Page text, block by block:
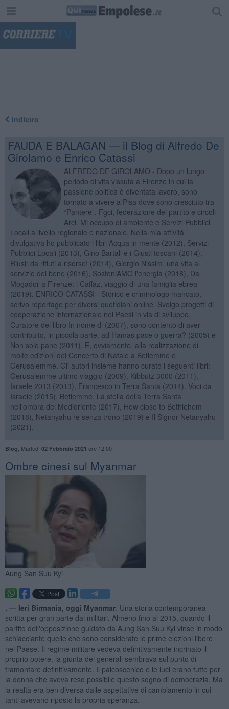
Indietro
FAUDA E BALAGAN — il Blog di Alfredo De
Girolamo e Enrico Catassi
ALFREDO DE GIROLAMO - Dopo un lungo
periodo di vita vissuta a Firenze in cui la
passione politica è diventata lavoro, sono
tornato a vivere a Pisa dove sono cresciuto tra
“Pantere”, Fgci, federazione del partito e circoli
Arci. Mi occupo di ambiente e Servizi Pubblici
Locali a livello regionale e nazionale. Nella mia attività
divulgativa ho pubblicato i libri Acqua in mente (2012), Servizi
Pubblici Locali (2013), Gino Bartali e i Giusti toscani (2014),
Riusi: da rifiuti a risorse! (2014), Giorgio Nissim, una vita al
servizio del bene (2016), SosteniAMO l'energia (2018), Da
Mogador a Firenze: i Caffaz, viaggio di una famiglia ebrea
(2019). ENRICO CATASSI - Storico e criminologo mancato,
scrivo reportage per diversi quotidiani online. Svolgo progetti di
cooperazione internazionale nei Paesi in via di sviluppo.
Curatore del libro In nome di (2007), sono contento di aver
contribuito, in piccola parte, ad Hamas pace o guerra? (2005) e
Non solo pane (2011). E, ovviamente, alla realizzazione di
molte edizioni del Concerto di Natale a Betlemme e
Gerusalemme. Gli autori insieme hanno curato i seguenti libri:
Gerusalemme ultimo viaggio (2009), Kibbutz 3000 (2011),
Israele 2013 (2013), Francesco in Terra Santa (2014). Voci da
Israele (2015), Betlemme. La stella della Terra Santa
nell'ombra del Medioriente (2017), How close to Bethlehem
(2018), Netanyahu re senza trono (2019) e Il Signor Netanyahu
(2021).
Blog Martedì 02 Febbraio 2021 ore 12:00
Ombre cinesi sul Myanmar
Aung San Suu Kyi
. — Ieri Birmania, oggi Myanmar. Una storia contemporanea
scritta per gran parte dai militari. Almeno fino al 2015, quando il
partito dell'opposizione guidato da Aung San Suu Kyi vinse in modo
schiacciante quelle che sono considerate le prime elezioni libere
nel Paese. Il regime militare vedeva definitivamente incrinato il
proprio potere, la giunta dei generali sembrava sul punto di
tramontare definitivamente. Il palcoscenico e le luci erano tutte per
la donna che aveva reso possibile questo sogno di democrazia. Ma
la realtà era ben diversa dalle aspettative di cambiamento in cui
tanti avevano riposto la propria speranza.